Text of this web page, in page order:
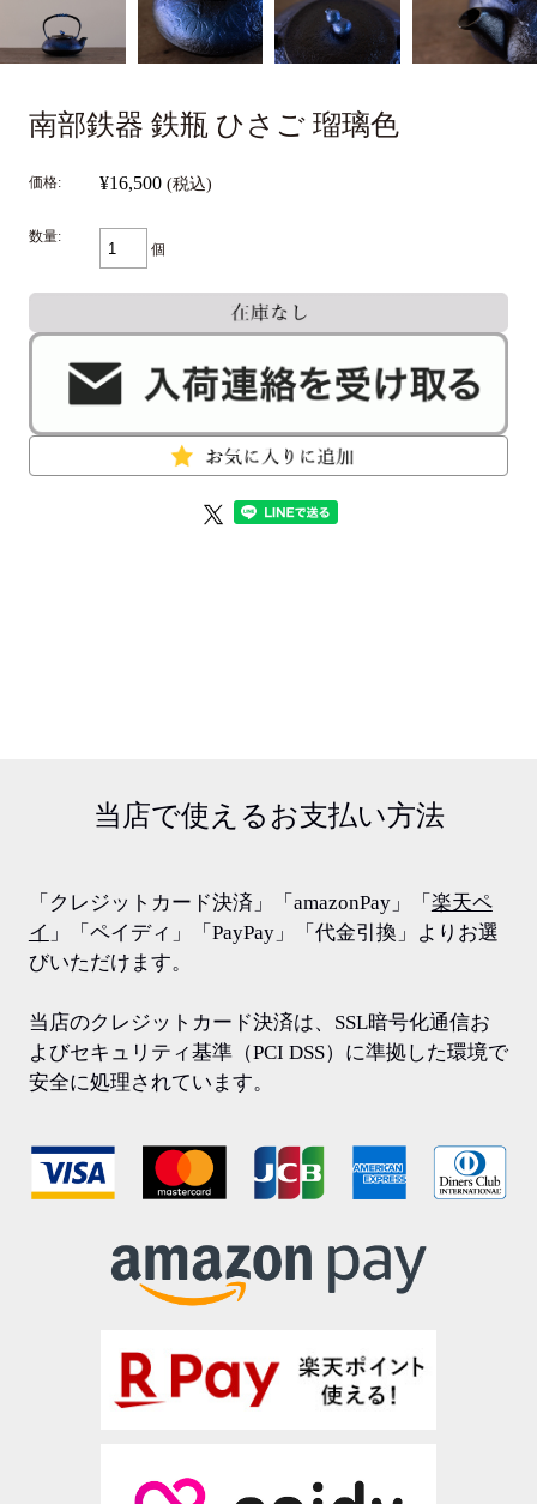
南部鉄器 鉄瓶 ひさご 瑠璃色
価格: ¥16,500 (税込)
数量:
個
当店で使えるお支払い方法
「クレジットカード決済」「amazonPay」「 楽天ペ
イ 」「ペイディ」「PayPay」「代金引換」よりお選
びいただけます。
当店のクレジットカード決済は、SSL暗号化通信お
よびセキュリティ基準（PCI DSS）に準拠した環境で
安全に処理されています。